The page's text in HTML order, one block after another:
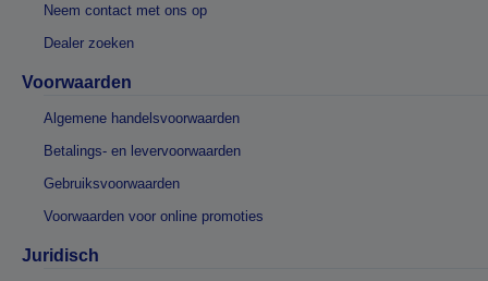
Neem contact met ons op
Dealer zoeken
Voorwaarden
Algemene handelsvoorwaarden
Betalings- en levervoorwaarden
Gebruiksvoorwaarden
Voorwaarden voor online promoties
Juridisch